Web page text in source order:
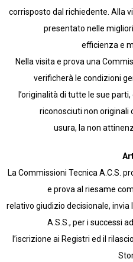
corrisposto dal richiedente. Alla
presentato nelle
efficienza e
Nella visita e prova una
verificherà le condizioni
l’originalità di tutte le sue
riconosciuti non originali
usura, la non
La Commissioni Tecnica A.C.S.
e prova al riesame
relativo giudizio decisionale,
A.S.S., per i successi
l’iscrizione ai Registri ed il